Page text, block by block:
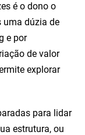
é o dono o
uma dúzia de
e por
de valor
explorar
para lidar
estrutura, ou